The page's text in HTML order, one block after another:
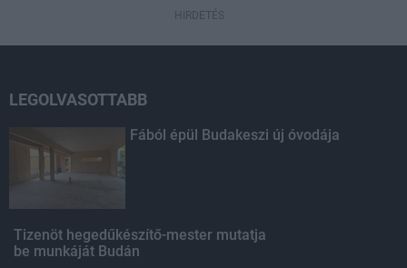
HIRDETÉS
LEGOLVASOTTABB
Fából épül Budakeszi új óvodája
Tizenöt hegedűkészítő-mester mutatja
be munkáját Budán